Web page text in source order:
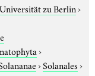
zu Berlin›
›
›Solanales›